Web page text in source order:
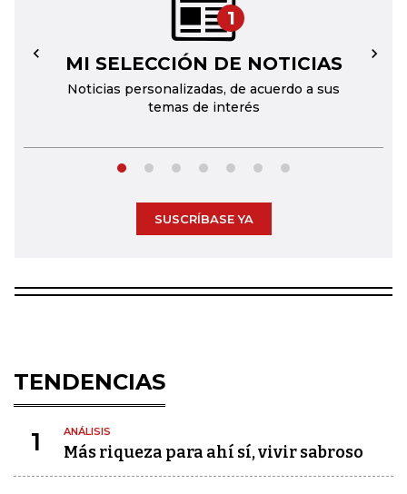
1
MI SELECCIÓN DE NOTICIAS
Noticias personalizadas, de acuerdo a sus
temas de interés
← →
SUSCRÍBASE YA
TENDENCIAS
1 ANÁLISIS
Más riqueza para ahí sí, vivir sabroso